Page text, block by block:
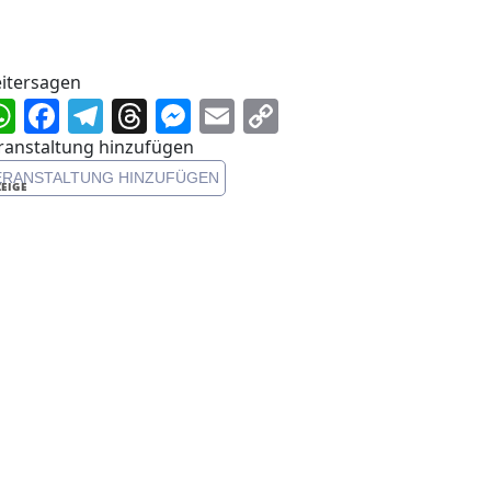
WhatsApp
Facebook
Telegram
Threads
Messenger
Email
hinzufügen
HINZUFÜGEN